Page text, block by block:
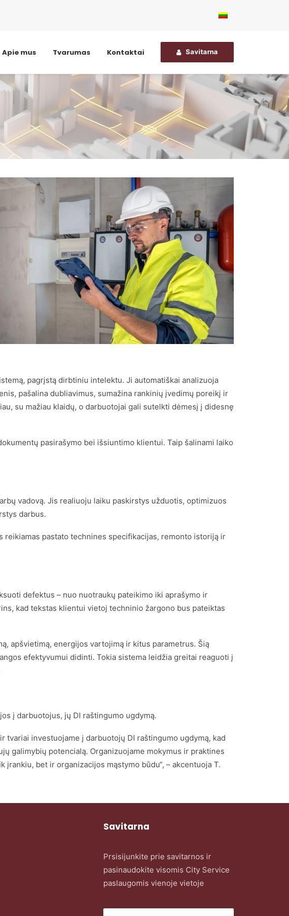
Apie mus Tvarumas Kontaktai Savitarna
pagrįstą dirbtiniu intelektu. Ji automatiškai analizuoja
pašalina dubliavimus, sumažina rankinių įvedimų poreikį ir
su mažiau klaidų, o darbuotojai gali sutelkti dėmesį į didesnę
pasirašymo bei išsiuntimo klientui. Taip šalinami laiko
vadovą. Jis realiuoju laiku paskirstys užduotis, optimizuos
darbus.
pastato technines specifikacijas, remonto istoriją ir
defektus – nuo nuotraukų pateikimo iki aprašymo ir
kad tekstas klientui vietoj techninio žargono bus pateiktas
apšvietimą, energijos vartojimą ir kitus parametrus. Šią
efektyvumui didinti. Tokia sistema leidžia greitai reaguoti į
į darbuotojus, jų DI raštingumo ugdymą.
tvariai investuojame į darbuotojų DI raštingumo ugdymą, kad
galimybių potencialą. Organizuojame mokymus ir praktines
bet ir organizacijos mąstymo būdu“, – akcentuoja T.
Savitarna
Prsisijunkite prie savitarnos ir
pasinaudokite visomis City Service
paslaugomis vienoje vietoje